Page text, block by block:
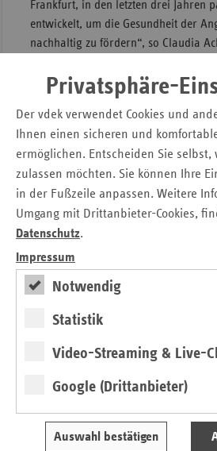
Privatsphäre-
Der vdek verwendet Cookies und
Ihnen einen sicheren und
ermöglichen. Entscheiden Sie selbst,
zulassen möchten. Sie können Ihre
in der Fußzeile anpassen. Weitere
Umgang mit Drittanbieter-Cookies,
Datenschutz.
Impressum
Notwendig
Statistik
Video-Streaming & Live-
Google (Drittanbieter)
Auswahl bestätigen
Frankfurt, in den letzten drei Jahren
entwickelt, um die Gesundheit der
nachhaltig zu fördern“, so Claudia
In der ersten Projektphase wurde
Frankfurt lebenden Angehörigen von
Kindern ermittelt, welche Strukturen
gesundheitsfördernden Angebote sie
eigene Gesundheit zu stabilisieren. In
wurde auch überprüft, welche der in
genutzt wurden: Gab es bereits vor
spezielle Angebote für pflegende
diese angenommen, oder gab es
eine Teilnahme?
Zielgruppe konzipierte Angebote zu
Bewegung, Ernährung sowie
entwickelt und umgesetzt. Hierbei
Resilienzstärkung und
den Teilnehmenden favorisiert. Aber